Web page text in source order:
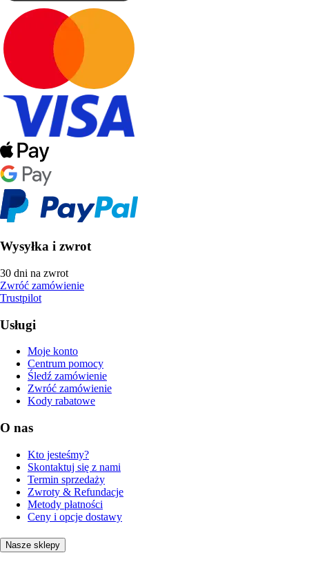
Wysyłka i zwrot
30 dni na zwrot
Zwróć zamówienie
Trustpilot
Usługi
Moje konto
Centrum pomocy
Śledź zamówienie
Zwróć zamówienie
Kody rabatowe
O nas
Kto jesteśmy?
Skontaktuj się z nami
Termin sprzedaży
Zwroty & Refundacje
Metody płatności
Ceny i opcje dostawy
Nasze sklepy